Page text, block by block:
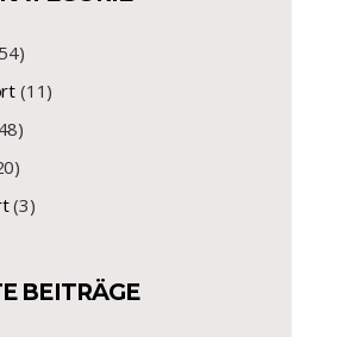
(11)
(3)
BEITRÄGE